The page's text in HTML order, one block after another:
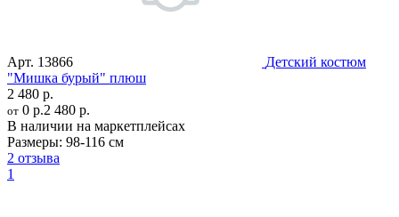
Арт. 13866
Детский костюм
"Мишка бурый" плюш
2 480 р.
от 0 р.2 480 р.
В наличии на маркетплейсах
Размеры: 98-116 см
2 отзыва
1